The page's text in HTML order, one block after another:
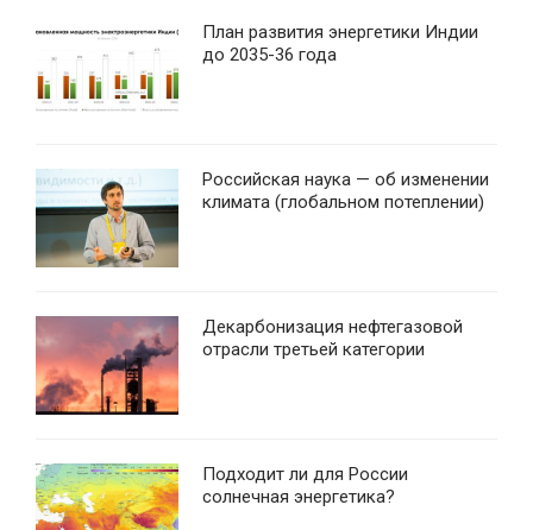
План развития энергетики Индии
до 2035-36 года
Российская наука — об изменении
климата (глобальном потеплении)
Декарбонизация нефтегазовой
отрасли третьей категории
Подходит ли для России
солнечная энергетика?